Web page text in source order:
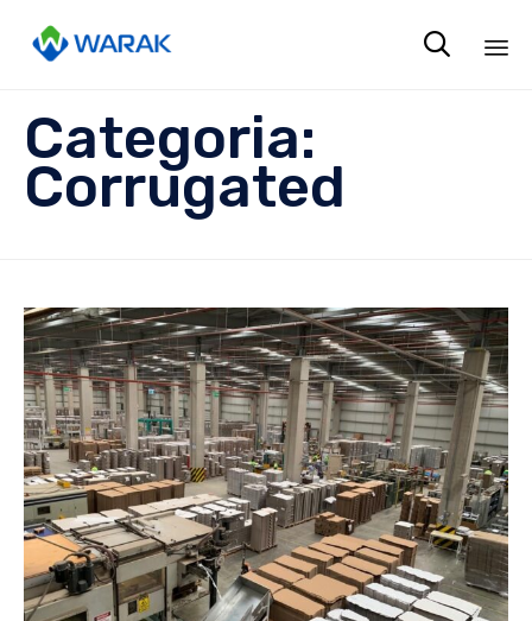

Categoria:
Corrugated